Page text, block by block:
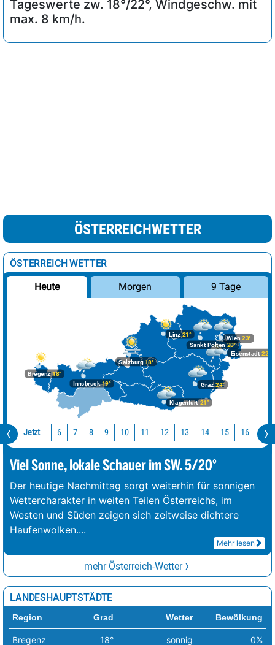
max. 8 km/h.
ÖSTERREICHWETTER
ÖSTERREICH WETTER
Heute Morgen 9 Tage
Bregenz18°
Graz24°
Innsbruck 19°
Klagenfurt21°
Linz21°
Salzburg18°
Wien 23°
Eisenstadt 22°
Sankt Pölten20°
Jetzt 6 7 8 9 10 11 12 13 14 15 16 17
Viel Sonne, lokale Schauer im SW. 5/20°
Der heutige Nachmittag sorgt weiterhin für sonnigen
Wettercharakter in weiten Teilen Österreichs, im
Westen und Süden zeigen sich zeitweise dichtere
Haufenwolken.
Mehr lesen
mehr Österreich-Wetter
LANDESHAUPTSTÄDTE
Region Grad Wetter Bewölkung
Bregenz 18° sonnig 0%